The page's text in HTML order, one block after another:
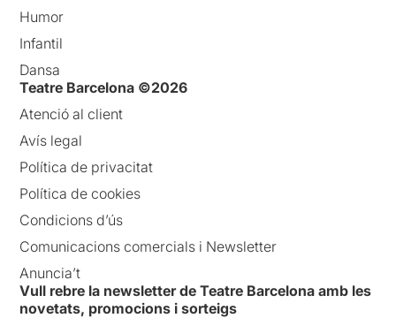
Humor
Infantil
Dansa
Teatre Barcelona ©2026
Atenció al client
Avís legal
Política de privacitat
Política de cookies
Condicions d’ús
Comunicacions comercials i Newsletter
Anuncia’t
Vull rebre la newsletter de Teatre Barcelona amb les
novetats, promocions i sorteigs